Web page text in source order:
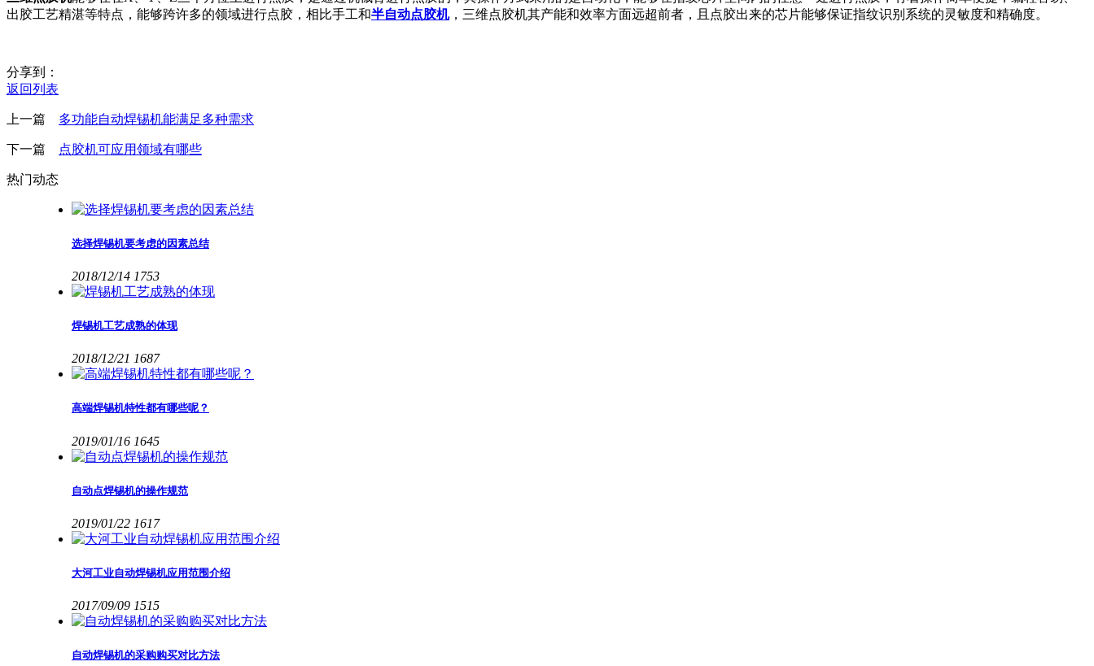
出胶工艺精湛等特点，能够跨许多的领域进行点胶，相比手工和半自动点胶机，三维点胶机其产能和效率方面远超前者，且点胶出来的芯片能够保证指纹识别系统的灵敏度和精确度。
分享到：
返回列表
上一篇 多功能自动焊锡机能满足多种需求
下一篇 点胶机可应用领域有哪些
热门动态
选择焊锡机要考虑的因素总结
2018/12/14 1753
焊锡机工艺成熟的体现
2018/12/21 1687
高端焊锡机特性都有哪些呢？
2019/01/16 1645
自动点焊锡机的操作规范
2019/01/22 1617
大河工业自动焊锡机应用范围介绍
2017/09/09 1515
自动焊锡机的采购购买对比方法